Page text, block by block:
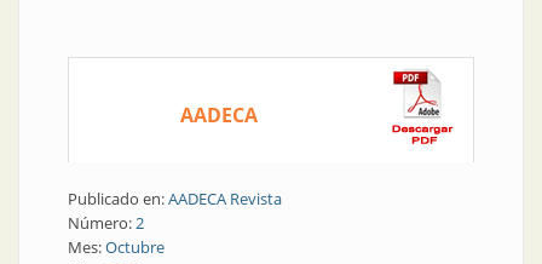
AADECA
Publicado en:AADECA Revista
Número:2
Mes:Octubre